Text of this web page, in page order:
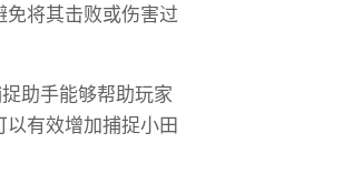
将其击败或伤害过
助手能够帮助玩家
有效增加捕捉小田